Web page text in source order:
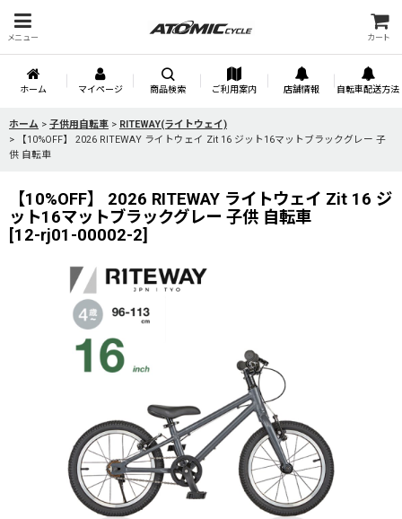
メニュー カート
ホーム マイページ 商品検索 ご利用案内 店舗情報 自転車配送方法
ホーム > 子供用自転車 > RITEWAY(ライトウェイ)
>
【10%OFF】 2026 RITEWAY ライトウェイ Zit 16 ジット16マットブラックグレー 子
供 自転車
【10%OFF】 2026 RITEWAY ライトウェイ Zit 16 ジ
ット16マットブラックグレー 子供 自転車
[12-rj01-00002-2]